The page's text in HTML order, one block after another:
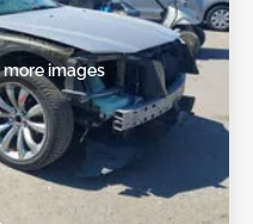
images